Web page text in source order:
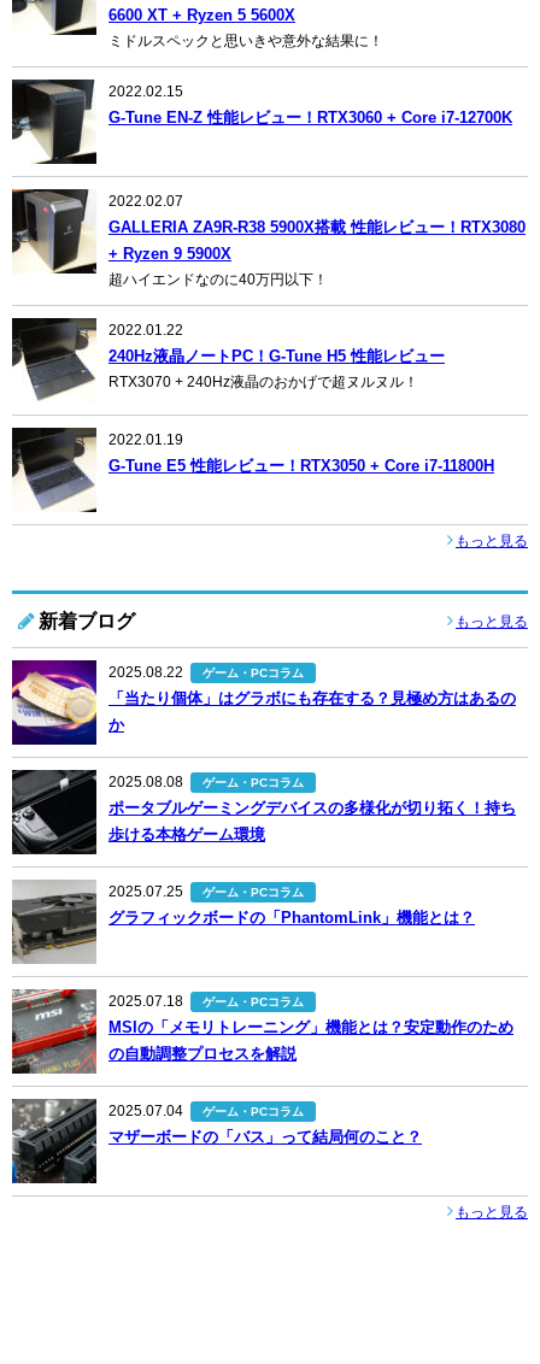
6600 XT + Ryzen 5 5600X
ミドルスペックと思いきや意外な結果に！
2022.02.15
G-Tune EN-Z 性能レビュー！RTX3060 + Core i7-12700K
2022.02.07
GALLERIA ZA9R-R38 5900X搭載 性能レビュー！RTX3080
+ Ryzen 9 5900X
超ハイエンドなのに40万円以下！
2022.01.22
240Hz液晶ノートPC！G-Tune H5 性能レビュー
RTX3070 + 240Hz液晶のおかげで超ヌルヌル！
2022.01.19
G-Tune E5 性能レビュー！RTX3050 + Core i7-11800H
もっと見る
新着ブログ もっと見る
2025.08.22 ゲーム・PCコラム
「当たり個体」はグラボにも存在する？見極め方はあるの
か
2025.08.08 ゲーム・PCコラム
ポータブルゲーミングデバイスの多様化が切り拓く！持ち
歩ける本格ゲーム環境
2025.07.25 ゲーム・PCコラム
グラフィックボードの「PhantomLink」機能とは？
2025.07.18 ゲーム・PCコラム
MSIの「メモリトレーニング」機能とは？安定動作のため
の自動調整プロセスを解説
2025.07.04 ゲーム・PCコラム
マザーボードの「バス」って結局何のこと？
もっと見る